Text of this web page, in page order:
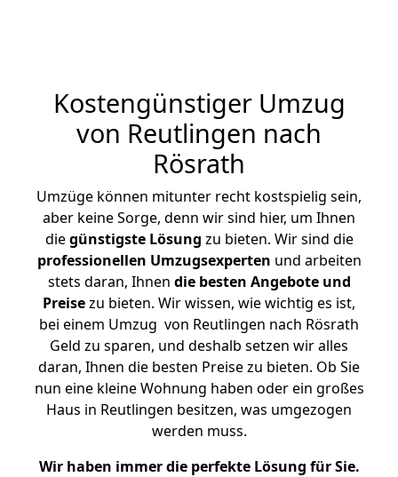
Kostengünstiger Umzug
von Reutlingen nach
Rösrath
Umzüge können mitunter recht kostspielig sein,
aber keine Sorge, denn wir sind hier, um Ihnen
diegünstigste Lösung zu bieten. Wir sind die
professionellen Umzugsexperten und arbeiten
stets daran, Ihnen die besten Angebote und
Preisezu bieten. Wir wissen, wie wichtig es ist,
bei einem Umzug von Reutlingen nach Rösrath
Geld zu sparen, und deshalb setzen wir alles
daran, Ihnen die besten Preise zu bieten. Ob Sie
nun eine kleine Wohnung haben oder ein großes
Haus in Reutlingen besitzen, was umgezogen
werden muss.
Wir haben immer die perfekte Lösung für Sie.